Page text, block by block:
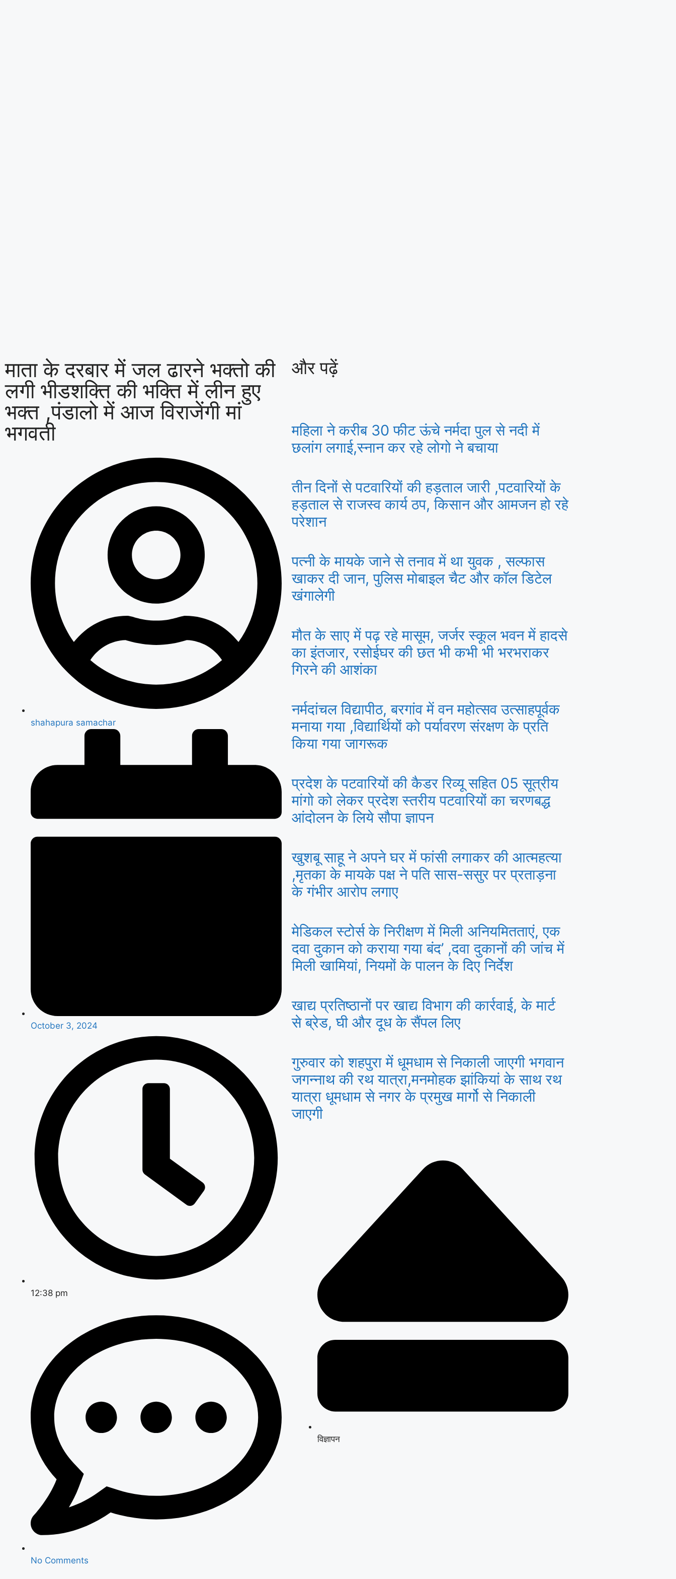
माता के दरबार में जल ढारने भक्तो की
लगी भीडशक्ति की भक्ति में लीन हुए
भक्त ,पंडालो में आज विराजेंगी मां
भगवती
shahapura samachar
October 3, 2024
12:38 pm
No Comments
और पढ़ें
महिला ने करीब 30 फीट ऊंचे नर्मदा पुल से नदी में
छलांग लगाई,स्नान कर रहे लोगो ने बचाया
तीन दिनों से पटवारियों की हड़ताल जारी ,पटवारियों के
हड़ताल से राजस्व कार्य ठप, किसान और आमजन हो रहे
परेशान
पत्नी के मायके जाने से तनाव में था युवक , सल्फास
खाकर दी जान, पुलिस मोबाइल चैट और कॉल डिटेल
खंगालेगी
मौत के साए में पढ़ रहे मासूम, जर्जर स्कूल भवन में हादसे
का इंतजार, रसोईघर की छत भी कभी भी भरभराकर
गिरने की आशंका
नर्मदांचल विद्यापीठ, बरगांव में वन महोत्सव उत्साहपूर्वक
मनाया गया ,विद्यार्थियों को पर्यावरण संरक्षण के प्रति
किया गया जागरूक
प्रदेश के पटवारियों की कैडर रिव्यू सहित 05 सूत्रीय
मांगो को लेकर प्रदेश स्तरीय पटवारियों का चरणबद्ध
आंदोलन के लिये सौपा ज्ञापन
खुशबू साहू ने अपने घर में फांसी लगाकर की आत्महत्या
,मृतका के मायके पक्ष ने पति सास-ससुर पर प्रताड़ना
के गंभीर आरोप लगाए
मेडिकल स्टोर्स के निरीक्षण में मिली अनियमितताएं, एक
दवा दुकान को कराया गया बंद’ ,दवा दुकानों की जांच में
मिली खामियां, नियमों के पालन के दिए निर्देश
खाद्य प्रतिष्ठानों पर खाद्य विभाग की कार्रवाई, के मार्ट
से ब्रेड, घी और दूध के सैंपल लिए
गुरुवार को शहपुरा में धूमधाम से निकाली जाएगी भगवान
जगन्नाथ की रथ यात्रा,मनमोहक झांकियां के साथ रथ
यात्रा धूमधाम से नगर के प्रमुख मार्गो से निकाली
जाएगी
विज्ञापन